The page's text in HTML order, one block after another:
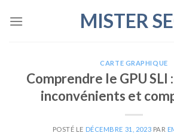
MISTER
CARTE GRAPHIQUE
Comprendre le GPU SLI
inconvénients et
POSTÉ LE DÉCEMBRE 31, 2023 PAR